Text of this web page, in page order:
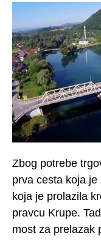
Zbog potrebe
prva cesta koja
koja je prolazila
pravcu Krupe.
most za prelazak